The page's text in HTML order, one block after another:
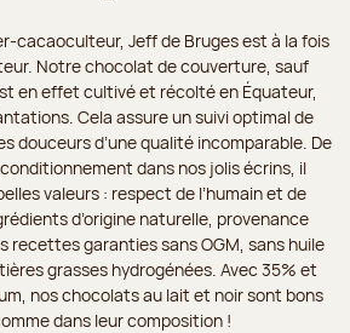
cacaoculteur, Jeff de Bruges est à la fois
Notre chocolat de couverture, sauf
en effet cultivé et récolté en Équateur,
Cela assure un suivi optimal de
douceurs d’une qualité incomparable. De
dans nos jolis écrins, il
valeurs : respect de l’humain et de
d’origine naturelle, provenance
recettes garanties sans OGM, sans huile
grasses hydrogénées. Avec 35% et
nos chocolats au lait et noir sont bons
dans leur composition !